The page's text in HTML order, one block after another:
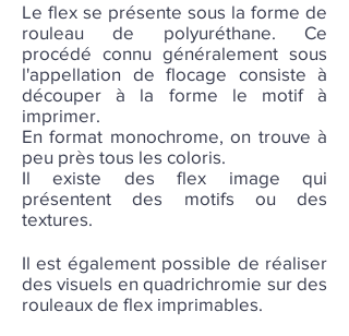
Le flex se présente sous la forme de
rouleau de polyuréthane. Ce
procédé connu généralement sous
l'appellation de flocage consiste à
découper à la forme le motif à
imprimer.
En format monochrome, on trouve à
peu près tous les coloris.
Il existe des flex image qui
présentent des motifs ou des
textures.
Il est également possible de réaliser
des visuels en quadrichromie sur des
rouleaux de flex imprimables.